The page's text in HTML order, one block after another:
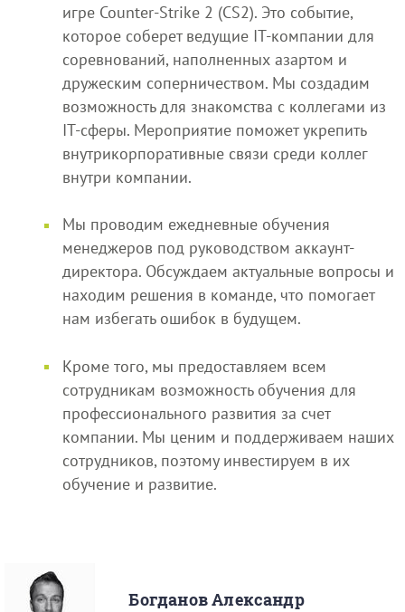
игре Counter-Strike 2 (CS2). Это событие,
которое соберет ведущие IT-компании для
соревнований, наполненных азартом и
дружеским соперничеством. Мы создадим
возможность для знакомства с коллегами из
IT-сферы. Мероприятие поможет укрепить
внутрикорпоративные связи среди коллег
внутри компании.
Мы проводим ежедневные обучения
менеджеров под руководством аккаунт-
директора. Обсуждаем актуальные вопросы и
находим решения в команде, что помогает
нам избегать ошибок в будущем.
Кроме того, мы предоставляем всем
сотрудникам возможность обучения для
профессионального развития за счет
компании. Мы ценим и поддерживаем наших
сотрудников, поэтому инвестируем в их
обучение и развитие.
Богданов Александр